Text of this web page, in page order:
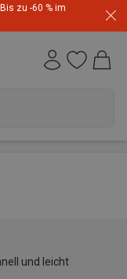
zu -60 % im
und leicht